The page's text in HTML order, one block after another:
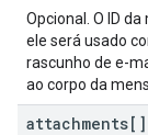
Opcional. O ID
ele será usado
rascunho de e-
ao corpo da
attachments[]